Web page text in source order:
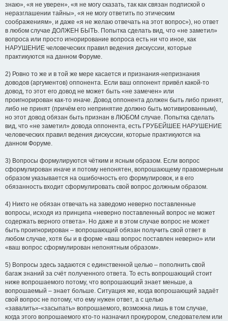
знаю», «я не уверен», «я не могу сказать, так как связан подпиской о
неразглашении тайны», «я не могу ответить по этическим
соображениям», и даже «я не желаю отвечать на этот вопрос»), но ответ
в любом случае ДОЛЖЕН БЫТЬ. Попытка сделать вид, что «не заметил»
вопроса или просто игнорирование вопроса есть ни что иное, как
НАРУШЕНИЕ человеческих правил ведения дискуссии, которые
практикуются на данном Форуме.
2) Ровно то же и в той же мере касается и признания-непризнания
доводов (аргументов) оппонента. Если ваш оппонент привёл какой-то
довод, то этот его довод не может быть «не замечен» или
проигнорирован как-то иначе. Довод оппонента должен быть либо принят,
либо не принят (причём его непринятие должно быть мотивированным),
но этот довод обязан быть признан в ЛЮБОМ случае. Попытка сделать
вид, что «не заметил» довода оппонента, есть ГРУБЕЙШЕЕ НАРУШЕНИЕ
человеческих правил ведения дискуссии, которые практикуются на
данном Форуме.
3) Вопросы формулируются чётким и ясным образом. Если вопрос
сформулирован иначе и потому непонятен, вопрошающему правомерным
образом указывается на ошибочность его формулировок, и в его
обязанность входит сформулировать свой вопрос должным образом.
4) Никто не обязан отвечать на заведомо неверно поставленные
вопросы, исходя из принципа «неверно поставленный вопрос не может
содержать верного ответа». Но даже и в этом случае вопрос не может
быть проигнорирован – вопрошающий обязан получить свой ответ в
любом случае, хотя бы и в форме «ваш вопрос поставлен неверно» или
«ваш вопрос сформулирован непонятным образом».
5) Вопросы здесь задаются с единственной целью – пополнить свой
багаж знаний за счёт полученного ответа. То есть вопрошающий стоит
ниже вопрошаемого потому, что вопрошающий знает меньше, а
вопрошаемый – знает больше. Ситуация же, когда вопрошающий задаёт
свой вопрос не потому, что ему нужен ответ, а с целью
«завалить»-«засыпать» вопрошаемого, возможна лишь в том случае,
когда этого вопрошаемого кто-то назначил прокурором, следователем или